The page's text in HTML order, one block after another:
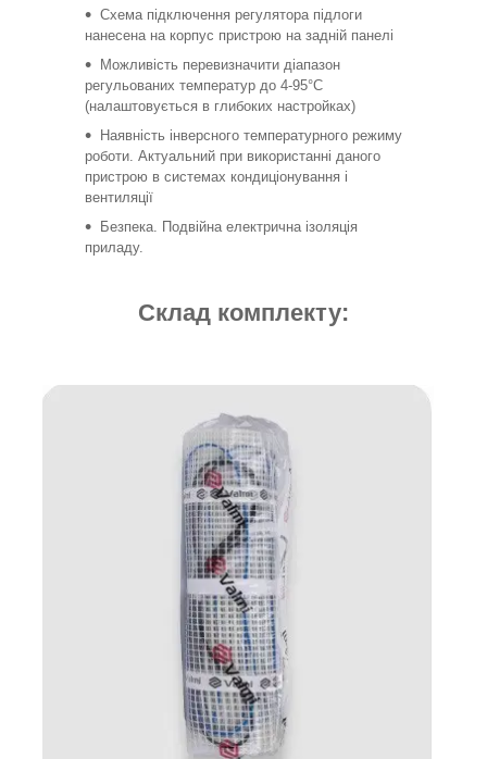
Схема підключення регулятора підлоги
нанесена на корпус пристрою на задній панелі
Можливість перевизначити діапазон
регульованих температур до 4-95°C
(налаштовується в глибоких настройках)
Наявність інверсного температурного режиму
роботи. Актуальний при використанні даного
пристрою в системах кондиціонування і
вентиляції
Безпека. Подвійна електрична ізоляція
приладу.
Склад комплекту: